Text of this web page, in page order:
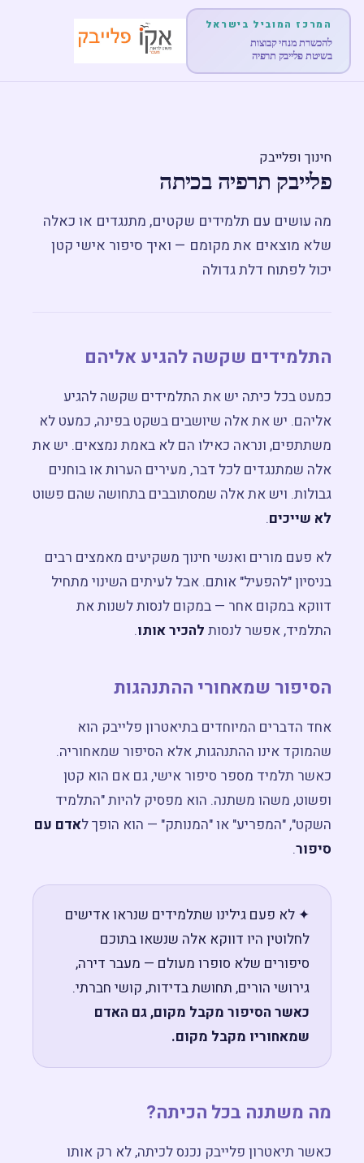
לימודים והכשרות
הופעות
מפגש חשיפה ←
המרכז המוביל בישראל
להכשרת מנחי קבוצות
בשיטת פלייבק תרפיה
חינוך ופלייבק
פלייבק תרפיה בכיתה
מה עושים עם תלמידים שקטים, מתנגדים או כאלה
שלא מוצאים את מקומם — ואיך סיפור אישי קטן
יכול לפתוח דלת גדולה
התלמידים שקשה להגיע אליהם
כמעט בכל כיתה יש את התלמידים שקשה להגיע
אליהם. יש את אלה שיושבים בשקט בפינה, כמעט לא
משתתפים, ונראה כאילו הם לא באמת נמצאים. יש את
אלה שמתנגדים לכל דבר, מעירים הערות או בוחנים
גבולות. ויש את אלה שמסתובבים בתחושה שהם פשוט
לא שייכים.
לא פעם מורים ואנשי חינוך משקיעים מאמצים רבים
בניסיון "להפעיל" אותם. אבל לעיתים השינוי מתחיל
דווקא במקום אחר — במקום לנסות לשנות את
התלמיד, אפשר לנסות להכיר אותו.
הסיפור שמאחורי ההתנהגות
אחד הדברים המיוחדים בתיאטרון פלייבק הוא
שהמוקד אינו ההתנהגות, אלא הסיפור שמאחוריה.
כאשר תלמיד מספר סיפור אישי, גם אם הוא קטן
ופשוט, משהו משתנה. הוא מפסיק להיות "התלמיד
השקט", "המפריע" או "המנותק" — הוא הופך לאדם עם
סיפור.
✦ לא פעם גילינו שתלמידים שנראו אדישים
לחלוטין היו דווקא אלה שנשאו בתוכם
סיפורים שלא סופרו מעולם — מעבר דירה,
גירושי הורים, תחושת בדידות, קושי חברתי.
כאשר הסיפור מקבל מקום, גם האדם
שמאחוריו מקבל מקום.
מה משתנה בכל הכיתה?
כאשר תיאטרון פלייבק נכנס לכיתה, לא רק אותו